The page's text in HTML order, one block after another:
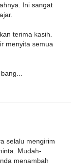
Ini sangat
terima kasih.
menyita semua
selalu mengirim
Mudah-
menambah